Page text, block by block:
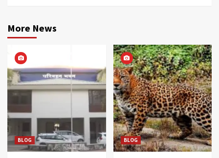
More News
BLOG BLOG